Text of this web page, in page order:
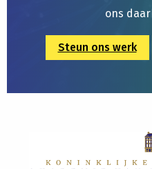
ons
Steun ons werk